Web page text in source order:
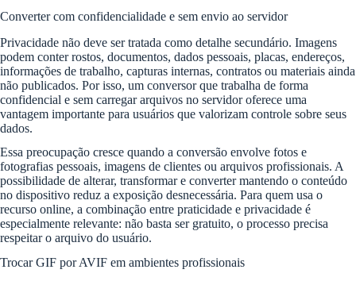
Converter com confidencialidade e sem envio ao servidor
Privacidade não deve ser tratada como detalhe secundário. Imagens
podem conter rostos, documentos, dados pessoais, placas, endereços,
informações de trabalho, capturas internas, contratos ou materiais ainda
não publicados. Por isso, um conversor que trabalha de forma
confidencial e sem carregar arquivos no servidor oferece uma
vantagem importante para usuários que valorizam controle sobre seus
dados.
Essa preocupação cresce quando a conversão envolve fotos e
fotografias pessoais, imagens de clientes ou arquivos profissionais. A
possibilidade de alterar, transformar e converter mantendo o conteúdo
no dispositivo reduz a exposição desnecessária. Para quem usa o
recurso online, a combinação entre praticidade e privacidade é
especialmente relevante: não basta ser gratuito, o processo precisa
respeitar o arquivo do usuário.
Trocar GIF por AVIF em ambientes profissionais